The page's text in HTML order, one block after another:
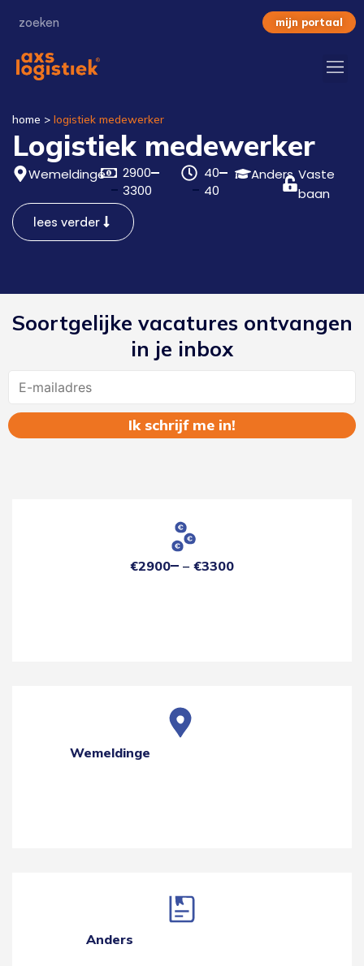
mijn portaal
home > logistiek medewerker
Logistiek medewerker
Wemeldinge
2900
3300
40
40
Anders Vaste
baan
lees verder
Soortgelijke vacatures ontvangen
in je inbox
€2900 €3300
Wemeldinge
Anders